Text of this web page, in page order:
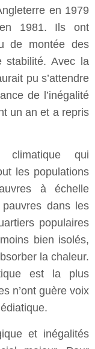
en 1979
1981. Ils ont
de montée des
stabilité. Avec la
pu s’attendre
de l’inégalité
un an et a repris
climatique qui
les populations
à échelle
dans les
populaires
bien isolés,
la chaleur.
est la plus
n’ont guère voix
et inégalités